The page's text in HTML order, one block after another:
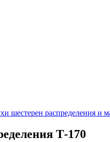
шестерен распределения и
Т-170